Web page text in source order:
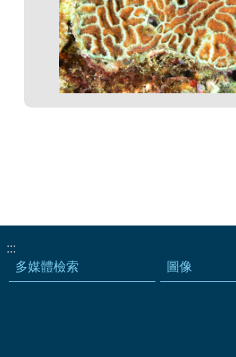
:::
多媒體檢索
圖像